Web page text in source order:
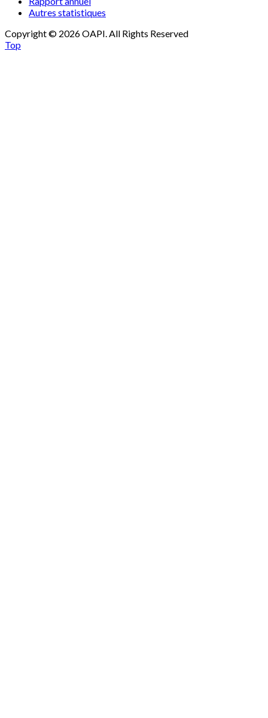
Autres statistiques
Copyright © 2026 OAPI. All Rights Reserved
Top